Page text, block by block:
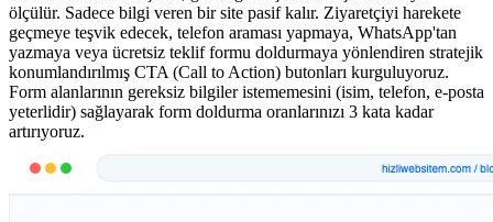
ölçülür. Sadece bilgi veren bir site pasif kalır. Ziyaretçiyi harekete
geçmeye teşvik edecek, telefon araması yapmaya, WhatsApp'tan
yazmaya veya ücretsiz teklif formu doldurmaya yönlendiren stratejik
konumlandırılmış CTA (Call to Action) butonları kurguluyoruz.
Form alanlarının gereksiz bilgiler istememesini (isim, telefon, e-posta
yeterlidir) sağlayarak form doldurma oranlarınızı 3 kata kadar
artırıyoruz.